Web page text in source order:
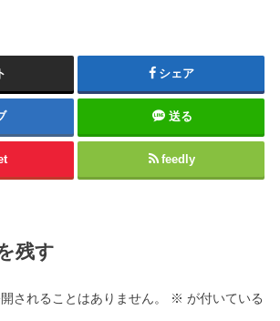
シェア
送る
feedly
残す
されることはありません。 ※ が付いている